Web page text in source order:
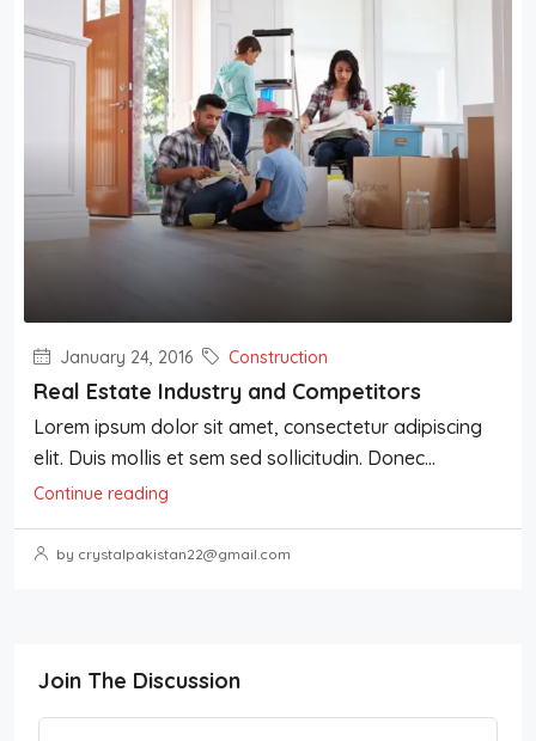
January 24, 2016 Construction
Real Estate Industry and Competitors
Lorem ipsum dolor sit amet, consectetur adipiscing
elit. Duis mollis et sem sed sollicitudin. Donec...
Continue reading
by crystalpakistan22@gmail.com
Join The Discussion